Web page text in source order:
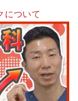
について